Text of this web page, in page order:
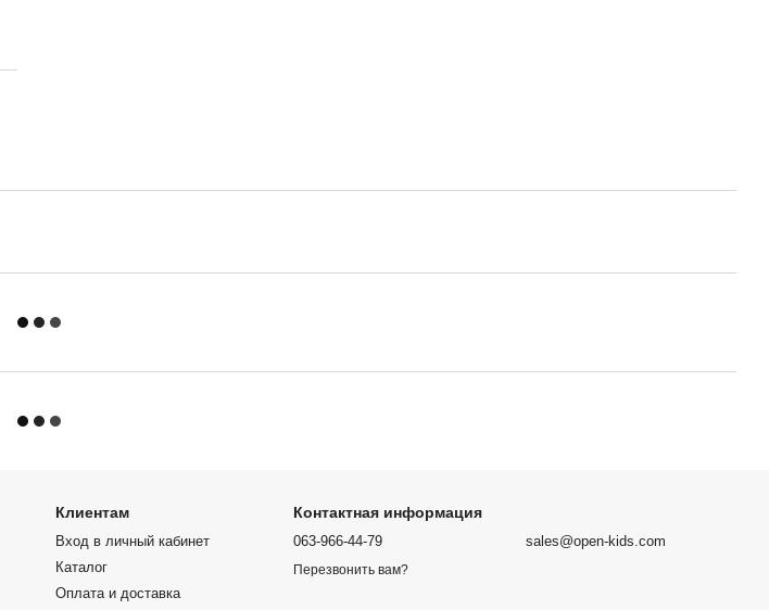
Клиентам
Вход в личный кабинет
Каталог
Оплата и доставка
Контактная информация
063-966-44-79
Перезвонить вам?
sales@open-kids.com